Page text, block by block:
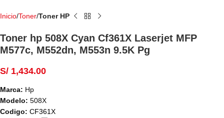
Inicio Toner Toner HP
Toner hp 508X Cyan Cf361X Laserjet MFP
M577c, M552dn, M553n 9.5K Pg
S/ 1,434.00
Marca: Hp
Modelo: 508X
Codigo: CF361X